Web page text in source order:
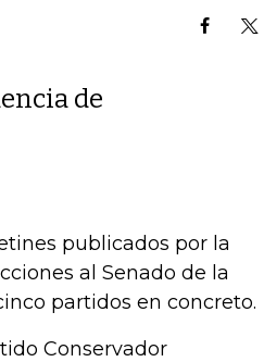
de
publicados por la
al Senado de la
partidos en concreto.
Conservador